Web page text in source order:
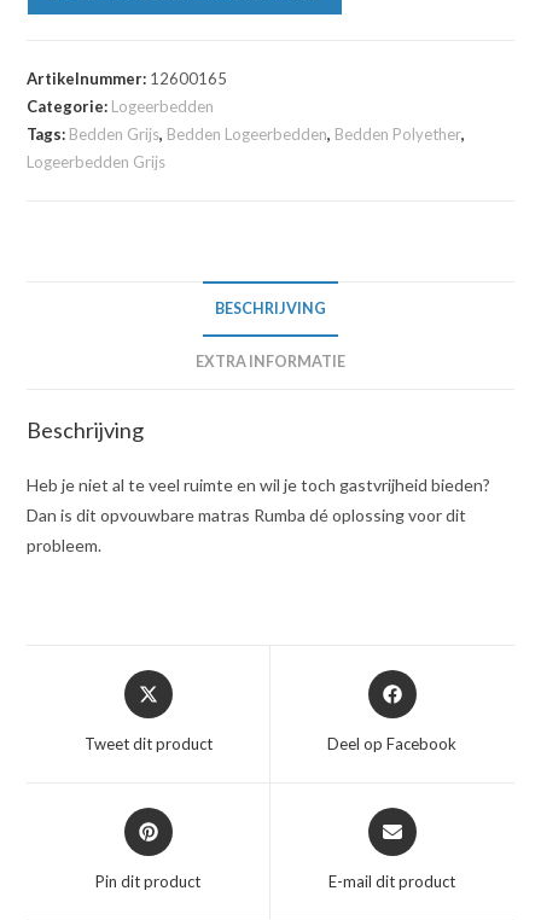
Artikelnummer: 12600165
Categorie: Logeerbedden
Tags: Bedden Grijs, Bedden Logeerbedden, Bedden Polyether,
Logeerbedden Grijs
BESCHRIJVING
EXTRA INFORMATIE
Beschrijving
Heb je niet al te veel ruimte en wil je toch gastvrijheid bieden?
Dan is dit opvouwbare matras Rumba dé oplossing voor dit
probleem.
Opent
in
nieuw
Tweet dit product
Opent
in
nieuw
Deel op Facebook
Opent
in
nieuw
Pin dit product
Opent
in
nieuw
E-mail dit product